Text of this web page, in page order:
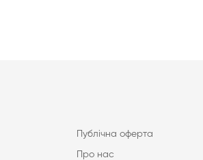
Публічна оферта
Про нас